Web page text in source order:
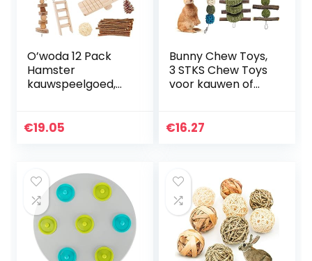
O’woda 12 Pack
Hamster
kauwspeelgoed,
speelspeelgoed
€19.05
Bunny Chew Toys,
3 STKS Chew Toys
voor kauwen of
Natuurlijke Gras
€16.27